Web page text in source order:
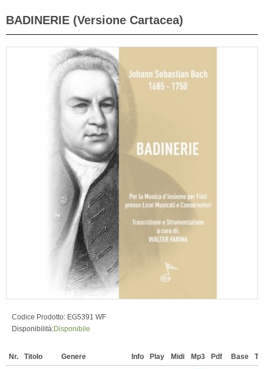
BADINERIE (Versione Cartacea)
Codice Prodotto: EG5391 WF
Disponibilità:Disponibile
Nr. Titolo Genere Info Play Midi Mp3 Pdf Base